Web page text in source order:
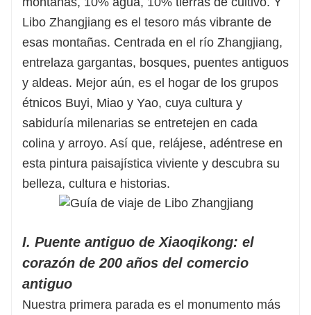
Libo Zhangjiang es el tesoro más vibrante de
esas montañas. Centrada en el río Zhangjiang,
entrelaza gargantas, bosques, puentes antiguos
y aldeas. Mejor aún, es el hogar de los grupos
étnicos Buyi, Miao y Yao, cuya cultura y
sabiduría milenarias se entretejen en cada
colina y arroyo. Así que, relájese, adéntrese en
esta pintura paisajística viviente y descubra su
belleza, cultura e historias.
I. Puente antiguo de Xiaoqikong: el
corazón de 200 años del comercio
antiguo
Nuestra primera parada es el monumento más